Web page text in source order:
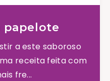
papelote
a este saboroso
receita feita com
fre...